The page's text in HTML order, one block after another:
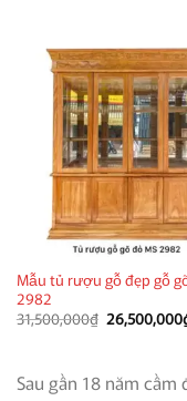
Mẫu tủ rượu gỗ đẹp gỗ
2982
31,500,000₫ Giá
gốc
26,500,000
Sau gần 18 năm